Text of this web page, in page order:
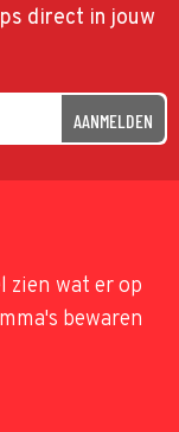
direct in jouw
AANMELDEN
zien wat er op
bewaren